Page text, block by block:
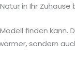
in Ihr Zuhause
finden kann.
sondern